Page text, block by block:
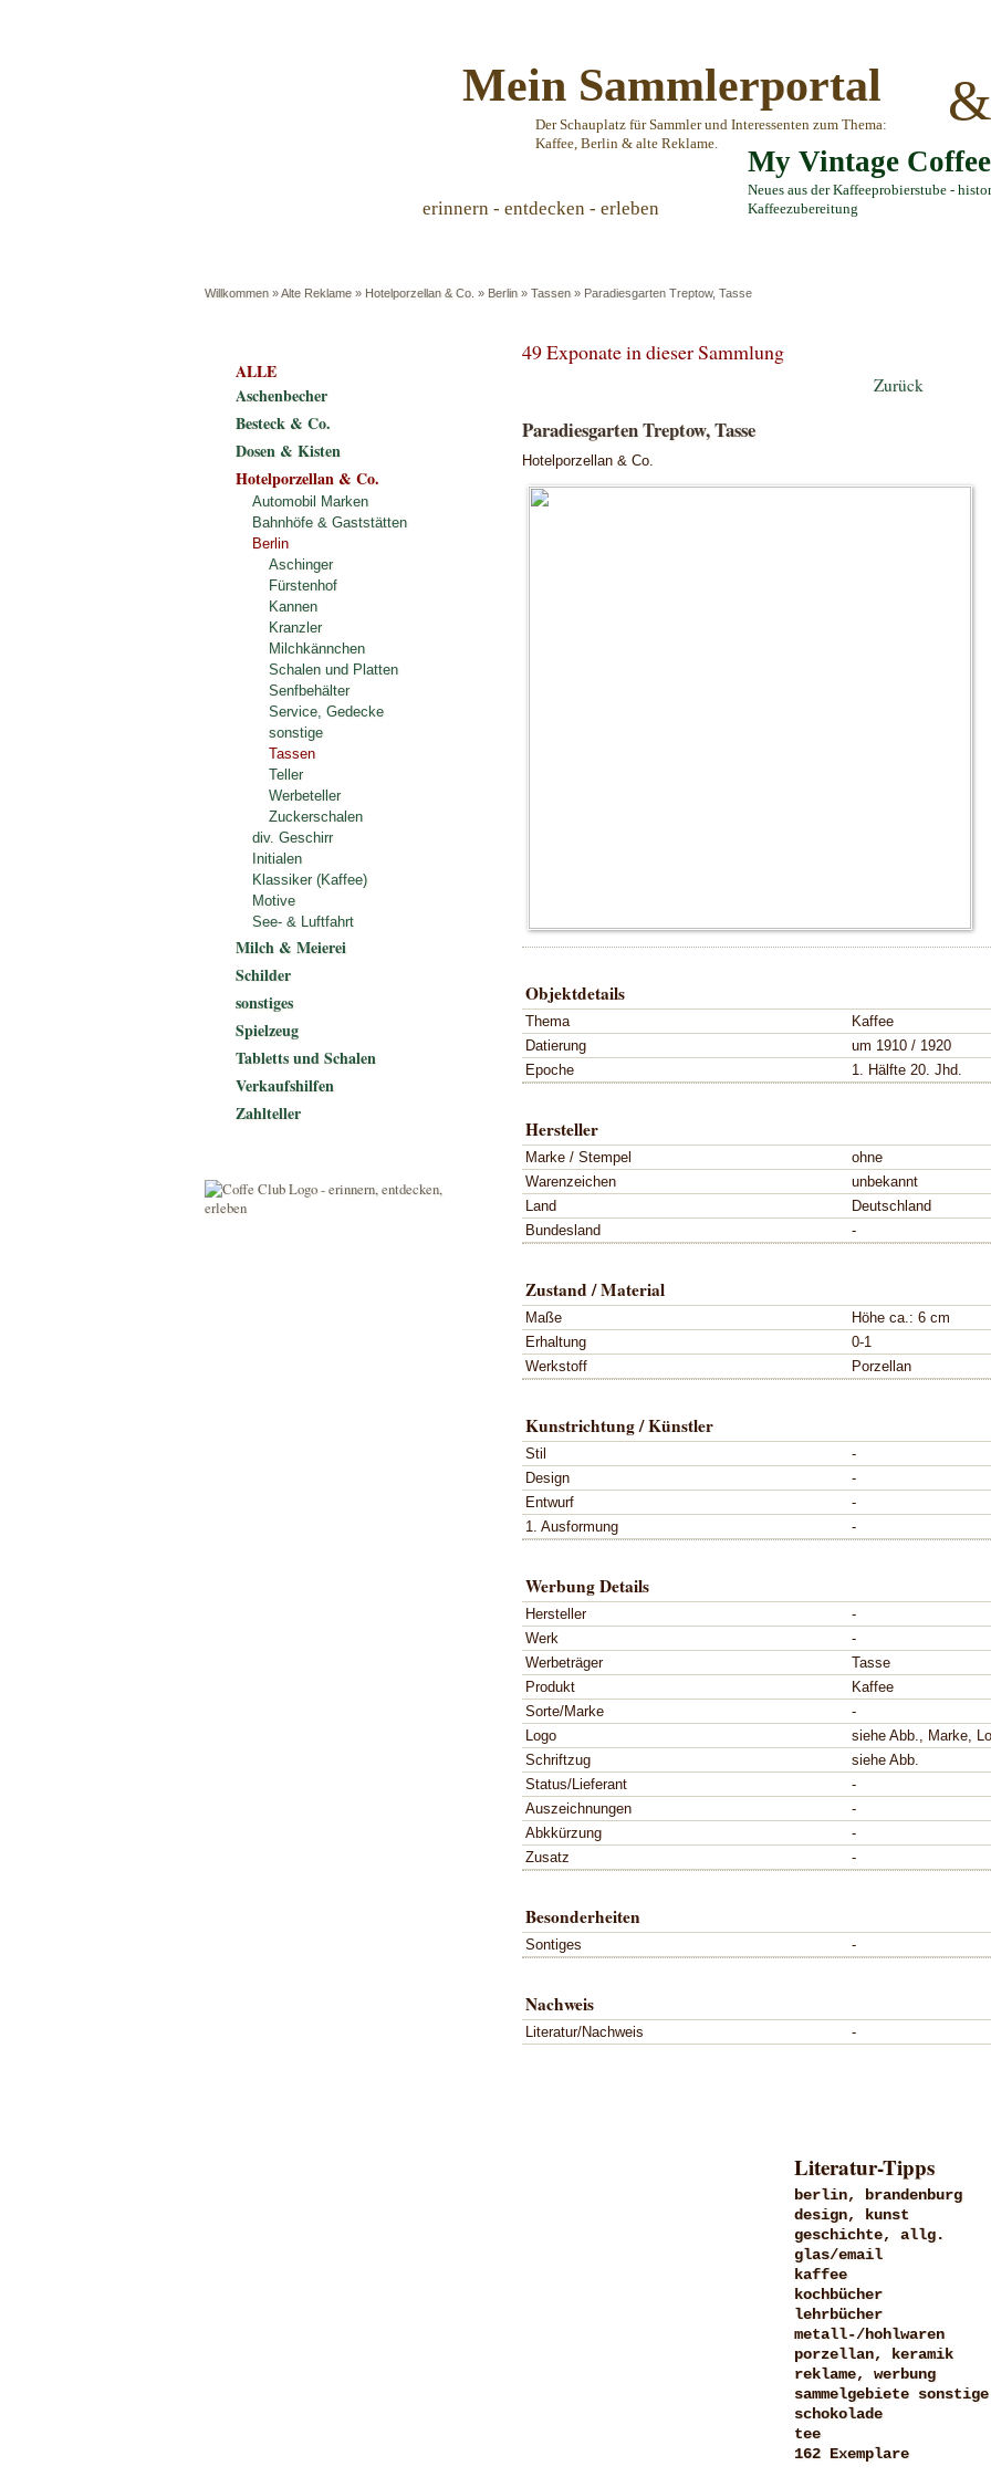
Mein Sammlerportal
Der Schauplatz für Sammler und Interessenten zum Thema:
Kaffee, Berlin & alte Reklame.
&
My Vintage
Neues aus der Kaffeeprobierstube -
Kaffeezubereitung
erinnern - entdecken - erleben
Willkommen »Alte Reklame » Hotelporzellan & Co. » Berlin » Tassen » Paradiesgarten Treptow, Tasse
49 Exponate in dieser Sammlung
Zurück
Paradiesgarten Treptow, Tasse
Hotelporzellan & Co.
Objektdetails
Thema
Kaffee
Datierung
um 1910 / 1920
Epoche
1. Hälfte 20. Jhd.
Hersteller
Marke / Stempel
ohne
Warenzeichen
unbekannt
Land
Deutschland
Bundesland
-
Zustand / Material
Maße
Höhe ca.: 6 cm
Erhaltung
0-1
Werkstoff
Porzellan
Kunstrichtung / Künstler
Stil
-
Design
-
Entwurf
-
1. Ausformung
-
Werbung Details
Hersteller
-
Werk
-
Werbeträger
Tasse
Produkt
Kaffee
Sorte/Marke
-
Logo
siehe Abb., Marke,
Schriftzug
siehe Abb.
Status/Lieferant
-
Auszeichnungen
-
Abkkürzung
-
Zusatz
-
Besonderheiten
Sontiges -
Nachweis
Literatur/Nachweis -
ALLE
Aschenbecher
Besteck & Co.
Dosen & Kisten
Hotelporzellan & Co.
Automobil Marken
Bahnhöfe & Gaststätten
Berlin
Aschinger
Fürstenhof
Kannen
Kranzler
Milchkännchen
Schalen und Platten
Senfbehälter
Service, Gedecke
sonstige
Tassen
Teller
Werbeteller
Zuckerschalen
div. Geschirr
Initialen
Klassiker (Kaffee)
Motive
See- & Luftfahrt
Milch & Meierei
Schilder
sonstiges
Spielzeug
Tabletts und Schalen
Verkaufshilfen
Zahlteller
Literatur-Tipps
berlin, brandenburg
design, kunst
geschichte, allg.
glas/email
kaffee
kochbücher
lehrbücher
metall-/hohlwaren
porzellan, keramik
reklame, werbung
sammelgebiete sonstige
schokolade
tee
162 Exemplare